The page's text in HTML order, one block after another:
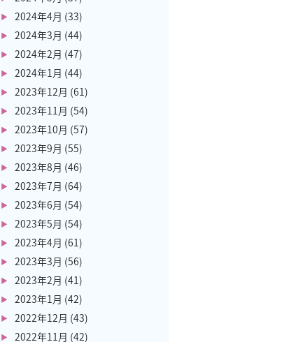
2024年4月 (33)
2024年3月 (44)
2024年2月 (47)
2024年1月 (44)
2023年12月 (61)
2023年11月 (54)
2023年10月 (57)
2023年9月 (55)
2023年8月 (46)
2023年7月 (64)
2023年6月 (54)
2023年5月 (54)
2023年4月 (61)
2023年3月 (56)
2023年2月 (41)
2023年1月 (42)
2022年12月 (43)
2022年11月 (42)